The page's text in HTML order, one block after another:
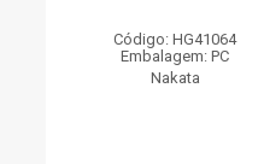
Código: HG41064
Embalagem: PC
Nakata